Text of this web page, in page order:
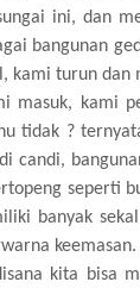
ini, dan
bangunan
kami turun dan
masuk, kami
tidak ?
candi,
seperti
banyak
kita bisa